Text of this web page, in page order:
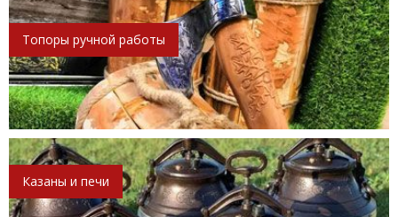
Топоры ручной работы
Казаны и печи